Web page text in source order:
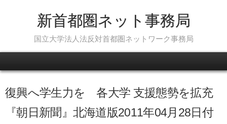
新首都圏ネット事務局
国立大学法人法反対首都圏ネットワーク事務局
復興へ学生力を 各大学 支援態勢を拡充
『朝日新聞』北海道版2011年04月28日付